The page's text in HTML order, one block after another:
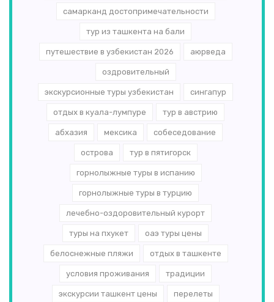
самарканд достопримечательности
тур из ташкента на бали
путешествие в узбекистан 2026 аюрведа
оздровительный
экскурсионные туры узбекистан сингапур
отдых в куала-лумпуре тур в австрию
абхазия мексика собеседование
острова тур в пятигорск
горнолыжные туры в испанию
горнолыжные туры в турцию
лечебно-оздоровительный курорт
туры на пхукет оаэ туры цены
белоснежные пляжи отдых в ташкенте
условия проживания традиции
экскурсии ташкент цены перелеты